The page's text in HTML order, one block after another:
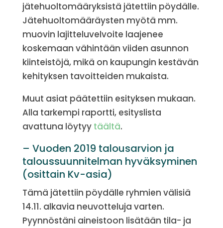
jätehuoltomääryksistä jätettiin pöydälle.
Jätehuoltomääräysten myötä mm.
muovin lajitteluvelvoite laajenee
koskemaan vähintään viiden asunnon
kiinteistöjä, mikä on kaupungin kestävän
kehityksen tavoitteiden mukaista.
Muut asiat päätettiin esityksen mukaan.
Alla tarkempi raportti, esityslista
avattuna löytyy täältä.
– Vuoden 2019 talousarvion ja
taloussuunnitelman hyväksyminen
(osittain Kv-asia)
Tämä jätettiin pöydälle ryhmien välisiä
14.11. alkavia neuvotteluja varten.
Pyynnöstäni aineistoon lisätään tila- ja